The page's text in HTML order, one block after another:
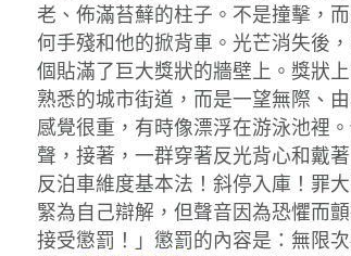
老、佈滿苔蘚的柱子。不是撞擊，
何手殘和他的掀背車。光芒消失後
個貼滿了巨大獎狀的牆壁上。獎狀
熟悉的城市街道，而是一望無際、
感覺很重，有時像漂浮在游泳池裡
聲，接著，一群穿著反光背心和戴
反泊車維度基本法！斜停入庫！罪
緊為自己辯解，但聲音因為恐懼而
接受懲罰！」懲罰的內容是：無限